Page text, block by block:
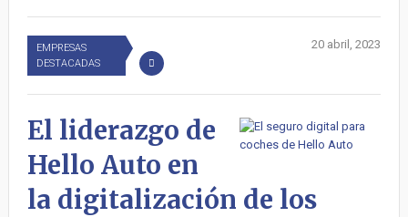
EMPRESAS
DESTACADAS
20 abril, 2023
El liderazgo de
Hello Auto en
la digitalización de los